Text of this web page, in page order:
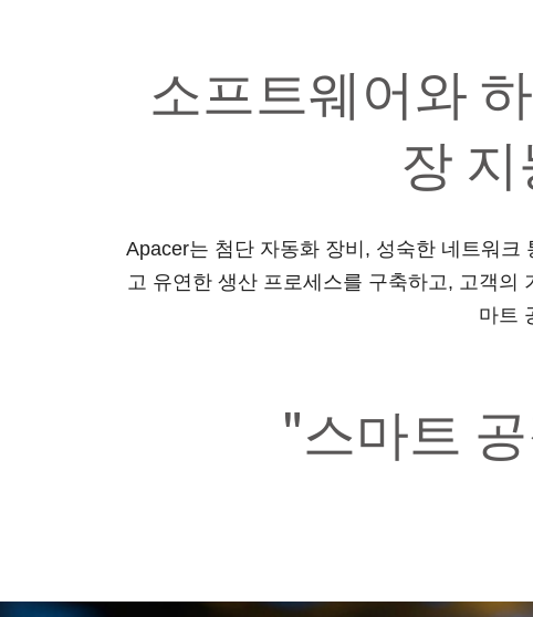
소프트웨어와
장
Apacer는 첨단 자동화 장비, 성숙한 네트워
고 유연한 생산 프로세스를 구축하고, 고객의
마트
"스마트